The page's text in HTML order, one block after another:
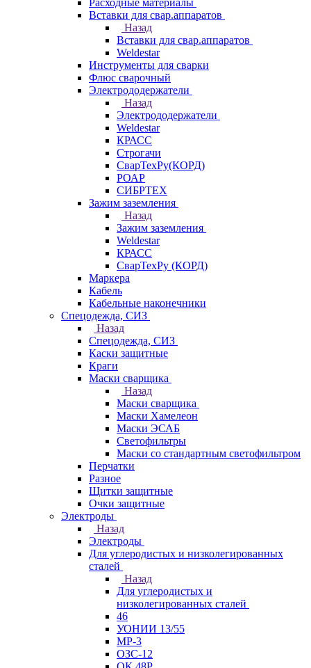
Расходные материалы
Вставки для свар.аппаратов
Назад
Вставки для свар.аппаратов
Weldestar
Инструменты для сварки
Флюс сварочный
Электрододержатели
Назад
Электрододержатели
Weldestar
КРАСС
Строгачи
СварТехРу(КОРД)
РОАР
СИБРТЕХ
Зажим заземления
Назад
Зажим заземления
Weldestar
КРАСС
СварТехРу (КОРД)
Маркера
Кабель
Кабельные наконечники
Спецодежда, СИЗ
Назад
Спецодежда, СИЗ
Каски защитные
Краги
Маски сварщика
Назад
Маски сварщика
Маски Хамелеон
Маски ЭСАБ
Светофильтры
Маски со стандартным светофильтром
Перчатки
Разное
Щитки защитные
Очки защитные
Электроды
Назад
Электроды
Для углеродистых и низколегированных
сталей
Назад
Для углеродистых и
низколегированных сталей
46
УОНИИ 13/55
МР-3
ОЗС-12